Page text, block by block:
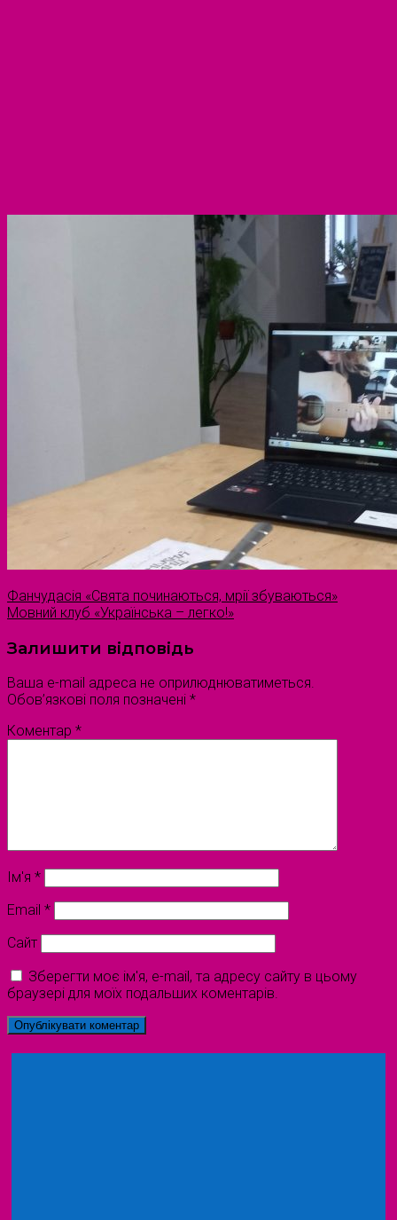
Фанчудасія «Свята починаються, мрії збуваються»
Мовний клуб «Українська – легко!»
Залишити відповідь
Ваша e-mail адреса не оприлюднюватиметься.
Обов’язкові поля позначені *
Коментар *
Ім'я *
Email *
Сайт
Зберегти моє ім'я, e-mail, та адресу сайту в цьому
браузері для моїх подальших коментарів.